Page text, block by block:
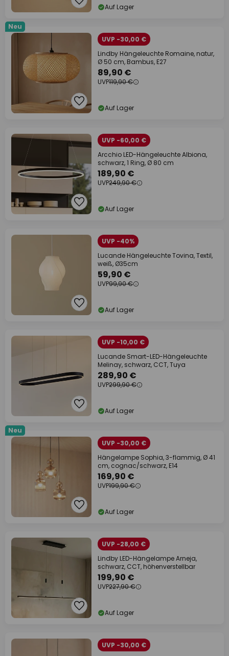
Auf Lager
Neu
UVP -30,00 €
Lindby Hängeleuchte Romaine, natur,
Ø 50 cm, Bambus, E27
89,90 €
UVP119,90 €
Auf Lager
UVP -60,00 €
Arcchio LED-Hängeleuchte Albiona,
schwarz, 1 Ring, Ø 80 cm
189,90 €
UVP249,90 €
Auf Lager
UVP -40%
Lucande Hängeleuchte Tovina, Textil,
weiß, Ø35cm
59,90 €
UVP99,90 €
Auf Lager
UVP -10,00 €
Lucande Smart-LED-Hängeleuchte
Melinay, schwarz, CCT, Tuya
289,90 €
UVP299,90 €
Auf Lager
Neu
UVP -30,00 €
Hängelampe Sophia, 3-flammig, Ø 41
cm, cognac/schwarz, E14
169,90 €
UVP199,90 €
Auf Lager
UVP -28,00 €
Lindby LED-Hängelampe Arneja,
schwarz, CCT, höhenverstellbar
199,90 €
UVP227,90 €
Auf Lager
UVP -30,00 €